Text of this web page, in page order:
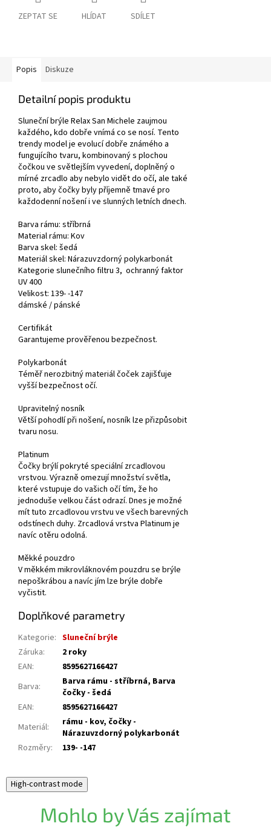
ZEPTAT SE HLÍDAT SDÍLET
Popis Diskuze
Detailní popis produktu
Sluneční brýle Relax San Michele zaujmou
každého, kdo dobře vnímá co se nosí. Tento
trendy model je evolucí dobře známého a
fungujícího tvaru, kombinovaný s plochou
čočkou ve světlejším vyvedení, doplněný o
mírné zrcadlo aby nebylo vidět do očí, ale také
proto, aby čočky byly příjemně tmavé pro
každodenní nošení i ve slunných letních dnech.
Barva rámu: stříbrná
Material rámu: Kov
Barva skel: šedá
Materiál skel: Nárazuvzdorný polykarbonát
Kategorie slunečního filtru 3, ochranný faktor
UV 400
Velikost: 139- -147
dámské /pánské
Certifikát
Garantujeme prověřenou bezpečnost.
Polykarbonát
Téměř nerozbitný materiál čoček zajišťuje
vyšší bezpečnost očí.
Upravitelný nosník
Větší pohodlí při nošení, nosník lze přizpůsobit
tvaru nosu.
Platinum
Čočky brýlí pokryté speciální zrcadlovou
vrstvou. Výrazně omezují množství světla,
které vstupuje do vašich očí tím, že ho
jednoduše velkou část odrazí. Dnes je možné
mít tuto zrcadlovou vrstvu ve všech barevných
odstínech duhy. Zrcadlová vrstva Platinum je
navíc otěru odolná.
Měkké pouzdro
V měkkém mikrovláknovém pouzdru se brýle
nepoškrábou a navíc jím lze brýle dobře
vyčistit.
Doplňkové parametry
Kategorie: Sluneční brýle
Záruka:
2 roky
EAN:
8595627166427
Barva:
Barva rámu - stříbrná, Barva
čočky - šedá
EAN:
8595627166427
Materiál:
rámu - kov, čočky -
Nárazuvzdorný polykarbonát
Rozměry: 139- -147
High-contrast mode
Mohlo by Vás zajímat